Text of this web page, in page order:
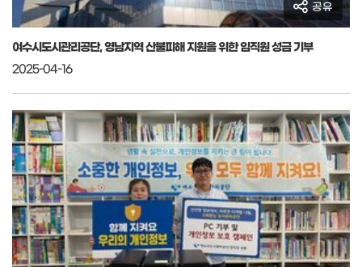
공유
여수시도시관리공단, 영남지역 산불피해 지원을 위한 임직원 성금 기부
2025-04-16